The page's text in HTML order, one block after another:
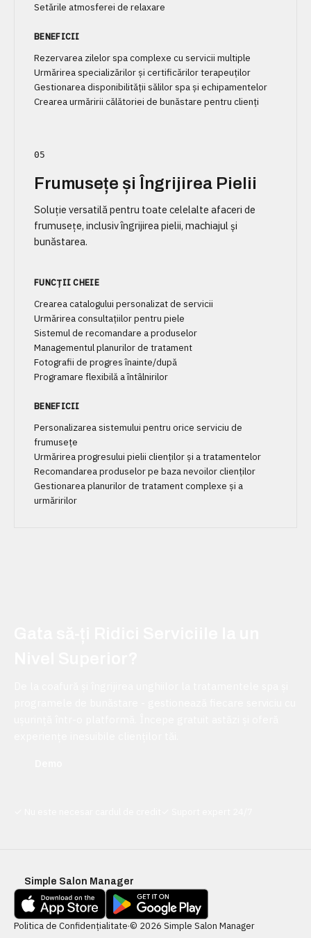
Setările atmosferei de relaxare
BENEFICII
Rezervarea zilelor spa complexe cu servicii multiple
Urmărirea specializărilor și certificărilor terapeuților
Gestionarea disponibilității sălilor spa și echipamentelor
Crearea urmăririi călătoriei de bunăstare pentru clienți
05
Frumusețe și Îngrijirea Pielii
Soluție versatilă pentru toate celelalte afaceri de
frumusețe, inclusiv îngrijirea pielii, machiajul și
bunăstarea.
FUNCȚII CHEIE
Crearea catalogului personalizat de servicii
Urmărirea consultațiilor pentru piele
Sistemul de recomandare a produselor
Managementul planurilor de tratament
Fotografii de progres înainte/după
Programare flexibilă a întâlnirilor
BENEFICII
Personalizarea sistemului pentru orice serviciu de
frumusețe
Urmărirea progresului pielii clienților și a tratamentelor
Recomandarea produselor pe baza nevoilor clienților
Gestionarea planurilor de tratament complexe și a
urmăririlor
Simple Salon Manager
Politica de Confidențialitate·© 2026 Simple Salon Manager